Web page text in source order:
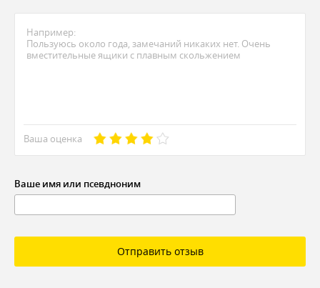
Ваша оценка
Ваше имя или псевдноним
Отправить отзыв